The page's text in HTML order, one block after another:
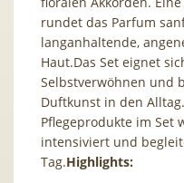
rundet das Parfum
langanhaltende,
Haut.Das Set eignet
Selbstverwöhnen und
Duftkunst in den
Pflegeprodukte im Set
intensiviert und
Tag.Highlights: